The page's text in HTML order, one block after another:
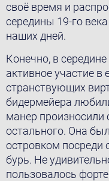
своё время и
середины 19-го
наших дней.
Конечно, в
активное участие в
странствующих
бидермейера
манер произносили
остального. Она
островком посреди
бурь. Не
пользовалось